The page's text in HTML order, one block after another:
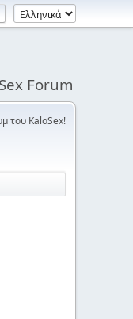
Forum
του KaloSex!